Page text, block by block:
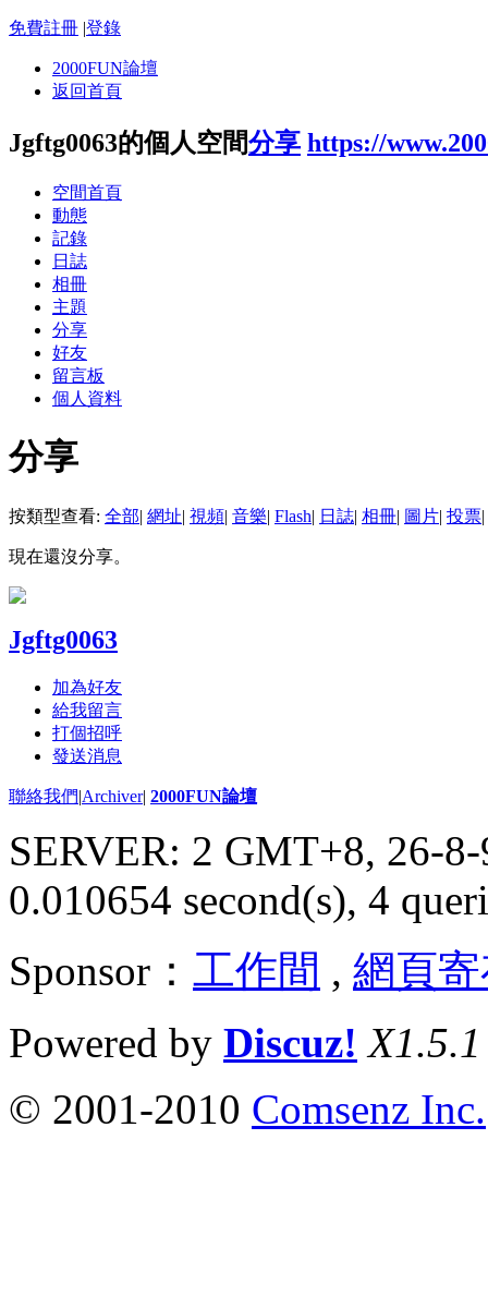
免費註冊 |登錄
2000FUN論壇
返回首頁
Jgftg0063的個人空間分享 https://
空間首頁
動態
記錄
日誌
相冊
主題
分享
好友
留言板
個人資料
分享
按類型查看: 全部| 網址| 視頻| 音樂| Flash| 日誌| 相冊| 圖片| 投票|
現在還沒分享。
Jgftg0063
加為好友
給我留言
打個招呼
發送消息
聯絡我們|Archiver| 2000FUN論壇
SERVER: 2 GMT+8, 26-
0.010654 second(s), 4
Sponsor： 工作間 , 網頁
Powered by Discuz! X1.5.1
© 2001-2010 Comsenz Inc.